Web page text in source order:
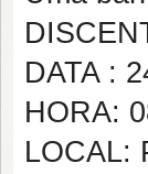
DATA :
HORA:
LOCAL: